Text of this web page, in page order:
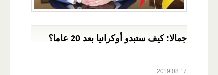
جمالا: كيف ستبدو أوكرانيا بعد 20 عاما؟
2019.08.17